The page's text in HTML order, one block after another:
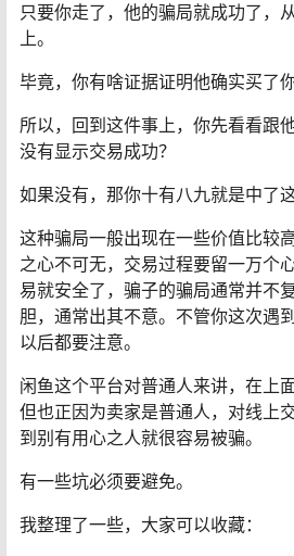
只要你走了，他的骗局就成功了，
上。
毕竟，你有啥证据证明他确实买了
所以，回到这件事上，你先看看跟
没有显示交易成功？
如果没有，那你十有八九就是中了
这种骗局一般出现在一些价值比较
之心不可无，交易过程要留一万个
易就安全了，骗子的骗局通常并不
胆，通常出其不意。不管你这次遇
以后都要注意。
闲鱼这个平台对普通人来讲，在上
但也正因为卖家是普通人，对线上
到别有用心之人就很容易被骗。
有一些坑必须要避免。
我整理了一些，大家可以收藏：